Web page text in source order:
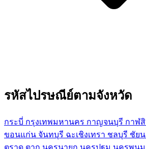
รหัสไปรษณีย์ตามจังหวัด
กระบี่ กรุงเทพมหานคร กาญจนบุรี กาฬ
ขอนแก่น จันทบุรี ฉะเชิงเทรา ชลบุรี ชัย